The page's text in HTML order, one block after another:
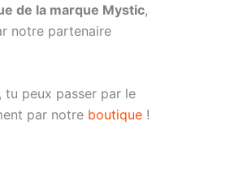
de la marque Mystic,
notre partenaire
tu peux passer par le
par notre boutique !